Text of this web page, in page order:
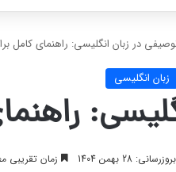
در زبان انگلیسی: راهنمای کامل
زبان انگلیسی
28 بهمن 1404 زمان تقریبی